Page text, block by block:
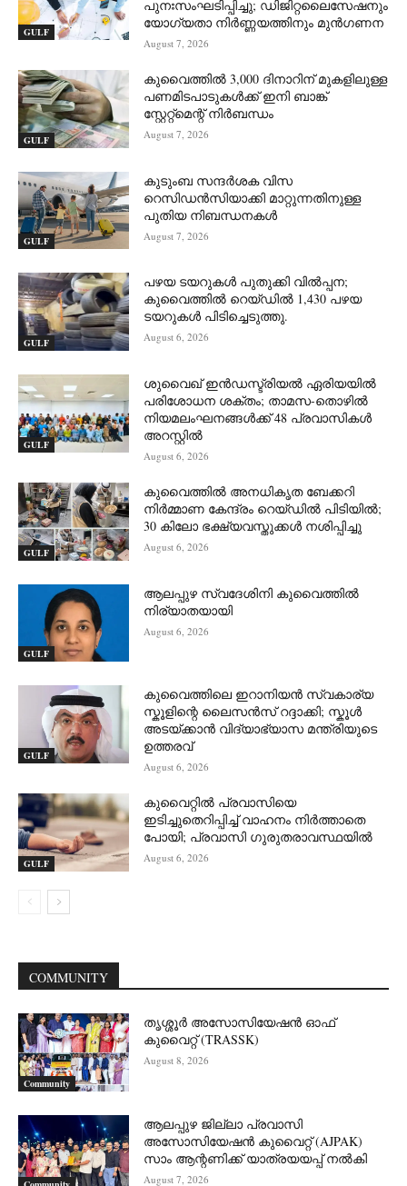
GULF
പുനഃസംഘടിപ്പിച്ചു; ഡിജിറ്റലൈസേഷനും
യോഗ്യതാ നിർണ്ണയത്തിനും മുൻഗണന
August 7, 2026
GULF
കുവൈത്തിൽ 3,000 ദിനാറിന് മുകളിലുള്ള
പണമിടപാടുകൾക്ക് ഇനി ബാങ്ക്
സ്റ്റേറ്റ്‌മെന്റ് നിർബന്ധം
August 7, 2026
GULF
കുടുംബ സന്ദർശക വിസ
റെസിഡൻസിയാക്കി മാറ്റുന്നതിനുള്ള
പുതിയ നിബന്ധനകൾ
August 7, 2026
GULF
പഴയ ടയറുകൾ പുതുക്കി വിൽപ്പന;
കുവൈത്തിൽ റെയ്ഡിൽ 1,430 പഴയ
ടയറുകൾ പിടിച്ചെടുത്തു.
August 6, 2026
GULF
ശുവൈഖ് ഇൻഡസ്ട്രിയൽ ഏരിയയിൽ
പരിശോധന ശക്തം; താമസ-തൊഴിൽ
നിയമലംഘനങ്ങൾക്ക് 48 പ്രവാസികൾ
അറസ്റ്റിൽ
August 6, 2026
GULF
കുവൈത്തിൽ അനധികൃത ബേക്കറി
നിർമ്മാണ കേന്ദ്രം റെയ്ഡിൽ പിടിയിൽ;
30 കിലോ ഭക്ഷ്യവസ്തുക്കൾ നശിപ്പിച്ചു
August 6, 2026
GULF
ആലപ്പുഴ സ്വദേശിനി കുവൈത്തിൽ
നിര്യാതയായി
August 6, 2026
GULF
കുവൈത്തിലെ ഇറാനിയൻ സ്വകാര്യ
സ്കൂളിന്റെ ലൈസൻസ് റദ്ദാക്കി; സ്കൂൾ
അടയ്ക്കാൻ വിദ്യാഭ്യാസ മന്ത്രിയുടെ
ഉത്തരവ്
August 6, 2026
GULF
കുവൈറ്റിൽ പ്രവാസിയെ
ഇടിച്ചുതെറിപ്പിച്ച് വാഹനം നിർത്താതെ
പോയി; പ്രവാസി ഗുരുതരാവസ്ഥയിൽ
August 6, 2026
COMMUNITY
Community
തൃശ്ശൂർ അസോസിയേഷൻ ഓഫ്
കുവൈറ്റ്‌ (TRASSK)
August 8, 2026
ആലപ്പുഴ ജില്ലാ പ്രവാസി
അസോസിയേഷൻ കുവൈറ്റ് (AJPAK)
സാം ആന്റണിക്ക് യാത്രയയപ്പ് നൽകി
August 7, 2026